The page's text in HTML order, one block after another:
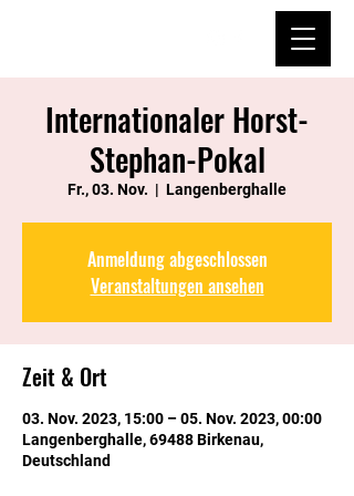
Internationaler Horst-
Stephan-Pokal
Fr., 03. Nov.
  |
Langenberghalle
Anmeldung abgeschlossen
Veranstaltungen ansehen
Zeit & Ort
03. Nov. 2023, 15:00 – 05. Nov. 2023, 00:00
Langenberghalle, 69488 Birkenau,
Deutschland